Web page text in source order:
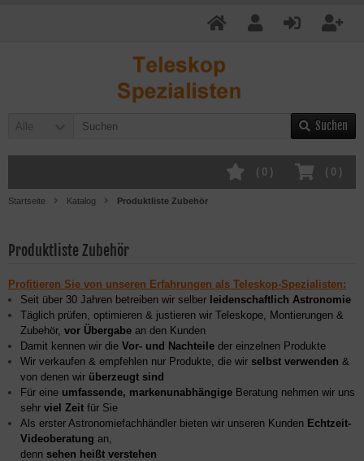
Alle Suchen
( 0 )
( 0 )
Startseite Katalog Produktliste Zubehör
Produktliste Zubehör
Profitieren Sie von unseren Erfahrungen als Teleskop-Spezialisten:
Seit über 30 Jahren betreiben wir selber leidenschaftlich Astronomie
Täglich prüfen, optimieren & justieren wir Teleskope, Montierungen &
Zubehör, vor Übergabe an den Kunden
Damit kennen wir die Vor- und Nachteile der einzelnen Produkte
Wir verkaufen & empfehlen nur Produkte, die wir selbst verwenden &
von denen wir überzeugt sind
Für eine umfassende, markenunabhängige Beratung nehmen wir uns
sehr viel Zeit für Sie
Als erster Astronomiefachhändler bieten wir unseren Kunden Echtzeit-
Videoberatung an,
denn sehen heißt verstehen